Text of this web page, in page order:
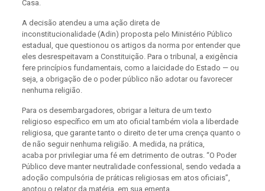
Casa.
A decisão atendeu a uma ação direta de
inconstitucionalidade (Adin) proposta pelo Ministério Público
estadual, que questionou os artigos da norma por entender que
eles desrespeitavam a Constituição. Para o tribunal, a exigência
fere princípios fundamentais, como a laicidade do Estado — ou
seja, a obrigação de o poder público não adotar ou favorecer
nenhuma religião.
Para os desembargadores, obrigar a leitura de um texto
religioso específico em um ato oficial também viola a liberdade
religiosa, que garante tanto o direito de ter uma crença quanto o
de não seguir nenhuma religião. A medida, na prática,
acaba por privilegiar uma fé em detrimento de outras. “O Poder
Público deve manter neutralidade confessional, sendo vedada a
adoção compulsória de práticas religiosas em atos oficiais”,
anotou o relator da matéria, em sua ementa.